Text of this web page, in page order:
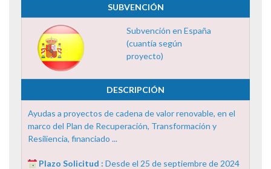
SUBVENCIÓN
Subvención en España
(cuantía según
proyecto)
DESCRIPCIÓN
Ayudas a proyectos de cadena de valor renovable, en el
marco del Plan de Recuperación, Transformación y
Resiliencia, financiado ...
Plazo Solicitud : Desde el 25 de septiembre de 2024